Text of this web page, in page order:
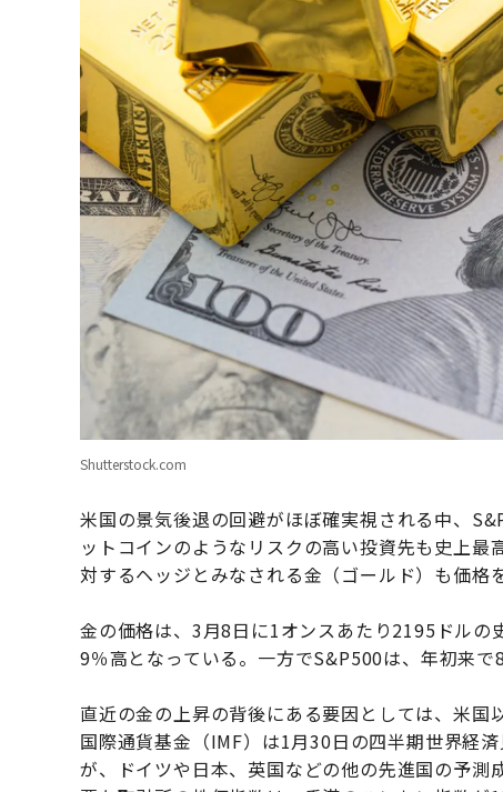
Shutterstock.com
米国の景気後退の回避がほぼ確実視される中、
ットコインのようなリスクの高い投資先も史上
対するヘッジとみなされる金（ゴールド）も価格
金の価格は、3月8日に1オンスあたり2195ドル
9％高となっている。一方でS&P500は、年初来で
直近の金の上昇の背後にある要因としては、米国
国際通貨基金（IMF）は1月30日の四半期世界経
が、ドイツや日本、英国などの他の先進国の予